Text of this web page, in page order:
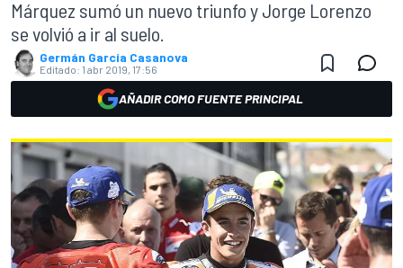
Márquez sumó un nuevo triunfo y Jorge Lorenzo
se volvió a ir al suelo.
Germán Garcia Casanova
Editado: 1 abr 2019, 17:56
AÑADIR COMO FUENTE PRINCIPAL